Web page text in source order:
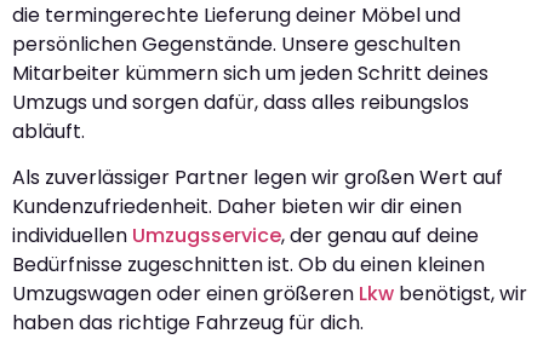
die termingerechte Lieferung deiner Möbel und
persönlichen Gegenstände. Unsere geschulten
Mitarbeiter kümmern sich um jeden Schritt deines
Umzugs und sorgen dafür, dass alles reibungslos
abläuft.
Als zuverlässiger Partner legen wir großen Wert auf
Kundenzufriedenheit. Daher bieten wir dir einen
individuellen Umzugsservice, der genau auf deine
Bedürfnisse zugeschnitten ist. Ob du einen kleinen
Umzugswagen oder einen größeren Lkw benötigst, wir
haben das richtige Fahrzeug für dich.